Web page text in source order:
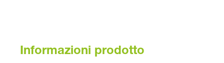
Informazioni prodotto